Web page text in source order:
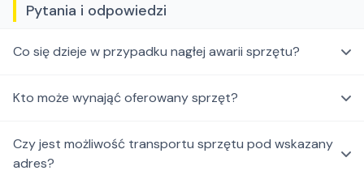
Pytania i odpowiedzi
Co się dzieje w przypadku nagłej awarii sprzętu?
Kto może wynająć oferowany sprzęt?
Czy jest możliwość transportu sprzętu pod wskazany
adres?